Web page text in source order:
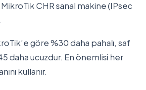
MikroTik CHR sanal makine (IPsec
göre %30 daha pahalı, saf
daha ucuzdur. En önemlisi her
kullanır.